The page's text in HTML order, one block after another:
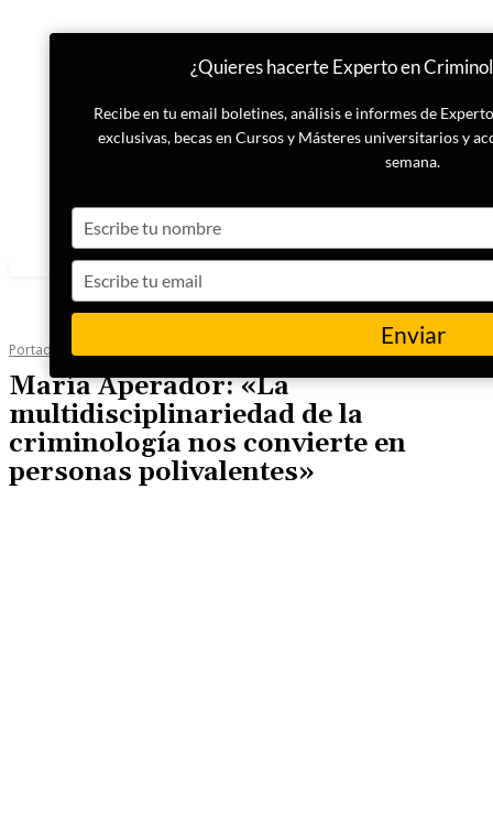
Portada Criminología
María Aperador: «La
multidisciplinariedad de la
criminología nos convierte en
personas polivalentes»
¿Quieres hacerte Experto en
Recibe en tu email boletines, análisis e informes de
exclusivas, becas en Cursos y Másteres universitarios y
semana.
your
name
your
email
Enviar